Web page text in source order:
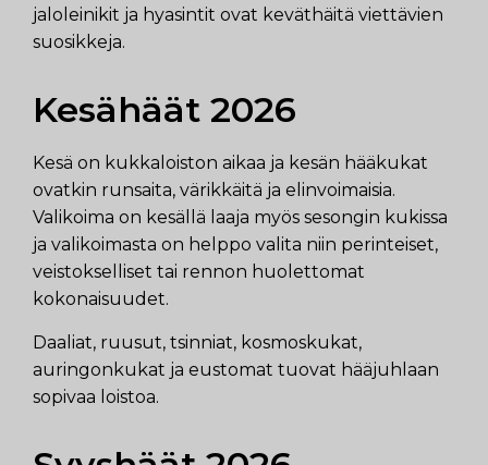
jaloleinikit ja hyasintit ovat keväthäitä viettävien
suosikkeja.
Kesähäät 2026
Kesä on kukkaloiston aikaa ja kesän hääkukat
ovatkin runsaita, värikkäitä ja elinvoimaisia.
Valikoima on kesällä laaja myös sesongin kukissa
ja valikoimasta on helppo valita niin perinteiset,
veistokselliset tai rennon huolettomat
kokonaisuudet.
Daaliat, ruusut, tsinniat, kosmoskukat,
auringonkukat ja eustomat tuovat hääjuhlaan
sopivaa loistoa.